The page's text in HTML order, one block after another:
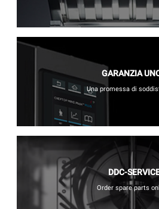
GARANZIA
Una promessa di
DDC-
Order spare parts